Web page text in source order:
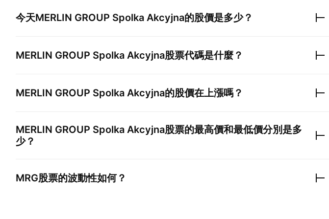
今天MERLIN GROUP Spolka Akcyjna的股價是多少？
MERLIN GROUP Spolka Akcyjna股票代碼是什麼？
MERLIN GROUP Spolka Akcyjna的股價在上漲嗎？
MERLIN GROUP Spolka Akcyjna股票的最高價和最低價分別是多
少？
MRG股票的波動性如何？